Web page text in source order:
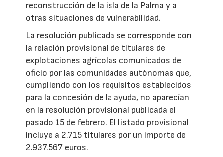
reconstrucción de la isla de la Palma y a
otras situaciones de vulnerabilidad.
La resolución publicada se corresponde con
la relación provisional de titulares de
explotaciones agrícolas comunicados de
oficio por las comunidades autónomas que,
cumpliendo con los requisitos establecidos
para la concesión de la ayuda, no aparecían
en la resolución provisional publicada el
pasado 15 de febrero. El listado provisional
incluye a 2.715 titulares por un importe de
2.937.567 euros.